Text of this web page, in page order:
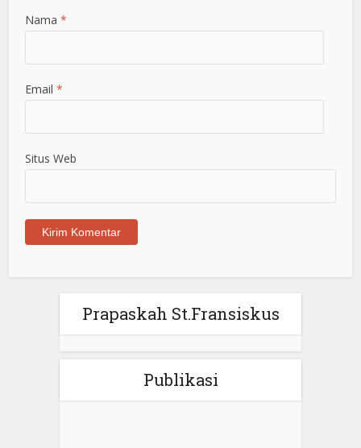
Nama*
Email*
Situs Web
Prapaskah St.Fransiskus
Publikasi